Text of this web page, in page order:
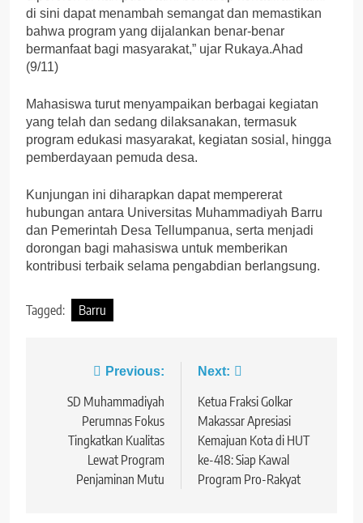
di sini dapat menambah semangat dan memastikan
bahwa program yang dijalankan benar-benar
bermanfaat bagi masyarakat,” ujar Rukaya.Ahad
(9/11)
Mahasiswa turut menyampaikan berbagai kegiatan
yang telah dan sedang dilaksanakan, termasuk
program edukasi masyarakat, kegiatan sosial, hingga
pemberdayaan pemuda desa.
Kunjungan ini diharapkan dapat mempererat
hubungan antara Universitas Muhammadiyah Barru
dan Pemerintah Desa Tellumpanua, serta menjadi
dorongan bagi mahasiswa untuk memberikan
kontribusi terbaik selama pengabdian berlangsung.
Tagged: Barru
Navigasi
pos
Previous:
SD Muhammadiyah
Perumnas Fokus
Tingkatkan Kualitas
Lewat Program
Penjaminan Mutu
Next:
Ketua Fraksi Golkar
Makassar Apresiasi
Kemajuan Kota di HUT
ke-418: Siap Kawal
Program Pro-Rakyat